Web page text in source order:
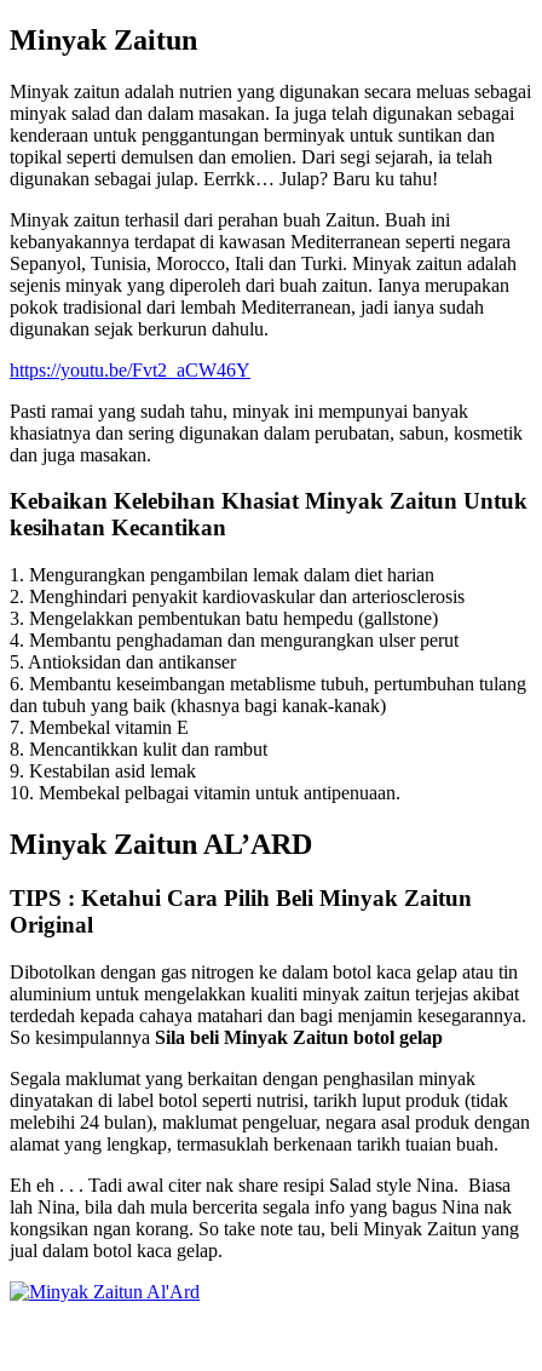
Minyak Zaitun
Minyak zaitun adalah nutrien yang digunakan secara meluas sebagai
minyak salad dan dalam masakan. Ia juga telah digunakan sebagai
kenderaan untuk penggantungan berminyak untuk suntikan dan
topikal seperti demulsen dan emolien. Dari segi sejarah, ia telah
digunakan sebagai julap. Eerrkk… Julap? Baru ku tahu!
Minyak zaitun terhasil dari perahan buah Zaitun. Buah ini
kebanyakannya terdapat di kawasan Mediterranean seperti negara
Sepanyol, Tunisia, Morocco, Itali dan Turki. Minyak zaitun adalah
sejenis minyak yang diperoleh dari buah zaitun. Ianya merupakan
pokok tradisional dari lembah Mediterranean, jadi ianya sudah
digunakan sejak berkurun dahulu.
https://youtu.be/Fvt2_aCW46Y
Pasti ramai yang sudah tahu, minyak ini mempunyai banyak
khasiatnya dan sering digunakan dalam perubatan, sabun, kosmetik
dan juga masakan.
Kebaikan Kelebihan Khasiat Minyak Zaitun Untuk
kesihatan Kecantikan
1. Mengurangkan pengambilan lemak dalam diet harian
2. Menghindari penyakit kardiovaskular dan arteriosclerosis
3. Mengelakkan pembentukan batu hempedu (gallstone)
4. Membantu penghadaman dan mengurangkan ulser perut
5. Antioksidan dan antikanser
6. Membantu keseimbangan metablisme tubuh, pertumbuhan tulang
dan tubuh yang baik (khasnya bagi kanak-kanak)
7. Membekal vitamin E
8. Mencantikkan kulit dan rambut
9. Kestabilan asid lemak
10. Membekal pelbagai vitamin untuk antipenuaan.
Minyak Zaitun AL’ARD
TIPS : Ketahui Cara Pilih Beli Minyak Zaitun
Original
Dibotolkan dengan gas nitrogen ke dalam botol kaca gelap atau tin
aluminium untuk mengelakkan kualiti minyak zaitun terjejas akibat
terdedah kepada cahaya matahari dan bagi menjamin kesegarannya.
So kesimpulannya Sila beli Minyak Zaitun botol gelap
Segala maklumat yang berkaitan dengan penghasilan minyak
dinyatakan di label botol seperti nutrisi, tarikh luput produk (tidak
melebihi 24 bulan), maklumat pengeluar, negara asal produk dengan
alamat yang lengkap, termasuklah berkenaan tarikh tuaian buah.
Eh eh . . . Tadi awal citer nak share resipi Salad style Nina. Biasa
lah Nina, bila dah mula bercerita segala info yang bagus Nina nak
kongsikan ngan korang. So take note tau, beli Minyak Zaitun yang
jual dalam botol kaca gelap.